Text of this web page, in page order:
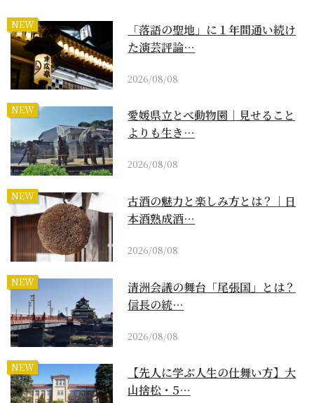
NEW
「落語の聖地」に１年間通い続け
た演芸評論…
2026/08/08
NEW
愛媛県立とべ動物園｜見せること
よりも生き…
2026/08/08
NEW
古酒の魅力と楽しみ方とは？｜日
本酒熟成酒…
2026/08/08
NEW
清洲会議の舞台「尾張国」とは？
信長の統…
2026/08/08
NEW
【先人に学ぶ人生の仕舞い方】大
山捨松・5…